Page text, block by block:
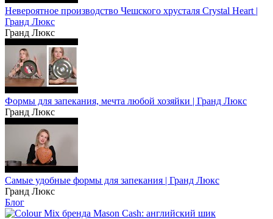
Невероятное производство Чешского хрусталя Crystal Heart |
Гранд Люкс
Гранд Люкс
Формы для запекания, мечта любой хозяйки | Гранд Люкс
Гранд Люкс
Самые удобные формы для запекания | Гранд Люкс
Гранд Люкс
Блог